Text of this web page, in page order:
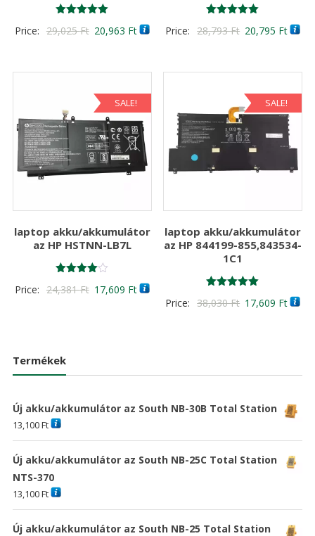
5.00
Price: 29,025Ft Original
20,963 FtCurrent
5.00
Price: 28,793Ft Original
20,795 Ft
SALE!
laptop akku/akkumulátor
az HP HSTNN-LB7L
4.00
Price: 24,381Ft Original
17,609 FtCurrent
SALE!
laptop akku/akkumulátor
az HP 844199-855,843534-
1C1
5.00
Price: 38,030Ft Original
17,609 Ft
Termékek
Új akku/akkumulátor az South NB-30B Total Station
13,100Ft
Új akku/akkumulátor az South NB-25C Total Station
NTS-370
13,100Ft
Új akku/akkumulátor az South NB-25 Total Station